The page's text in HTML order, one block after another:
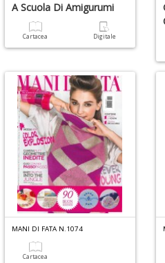
A Scuola Di Amigurumi
Cartacea Digitale
MANI DI FATA N.1074
Cartacea